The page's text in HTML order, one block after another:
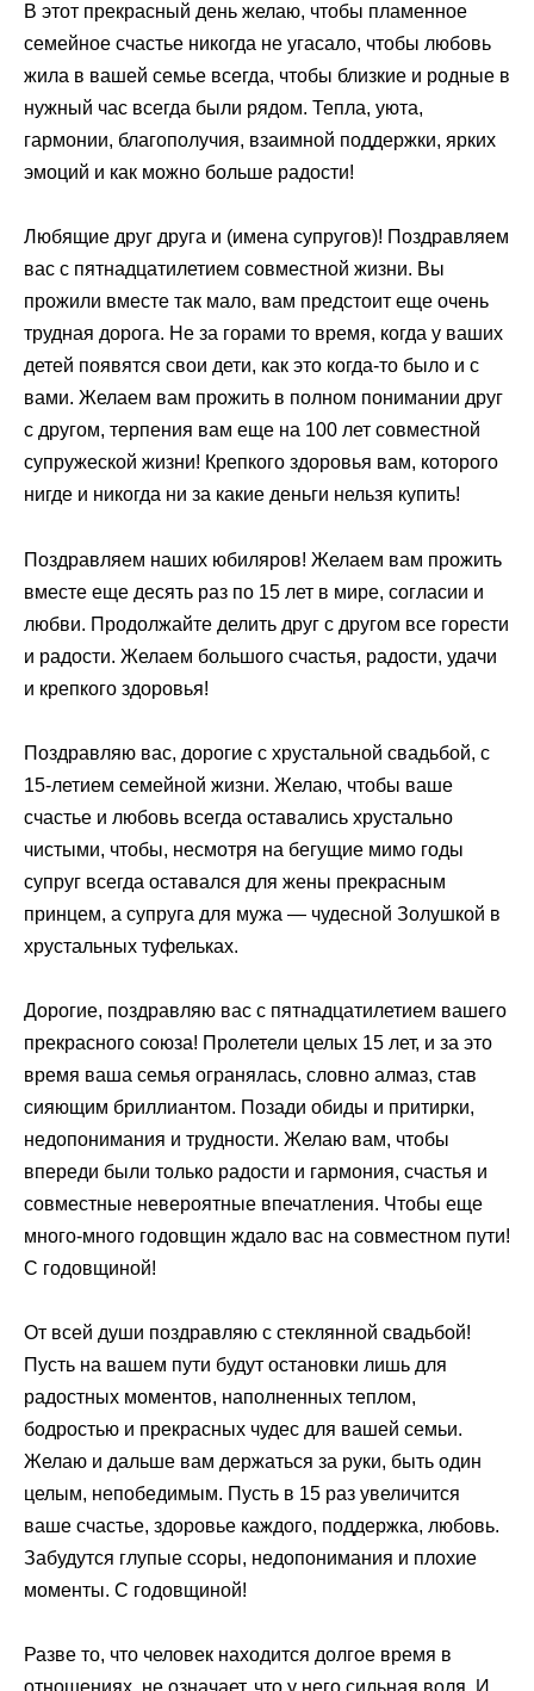
В этот прекрасный день желаю, чтобы пламенное
семейное счастье никогда не угасало, чтобы любовь
жила в вашей семье всегда, чтобы близкие и родные в
нужный час всегда были рядом. Тепла, уюта,
гармонии, благополучия, взаимной поддержки, ярких
эмоций и как можно больше радости!
Любящие друг друга и (имена супругов)! Поздравляем
вас с пятнадцатилетием совместной жизни. Вы
прожили вместе так мало, вам предстоит еще очень
трудная дорога. Не за горами то время, когда у ваших
детей появятся свои дети, как это когда-то было и с
вами. Желаем вам прожить в полном понимании друг
с другом, терпения вам еще на 100 лет совместной
супружеской жизни! Крепкого здоровья вам, которого
нигде и никогда ни за какие деньги нельзя купить!
Поздравляем наших юбиляров! Желаем вам прожить
вместе еще десять раз по 15 лет в мире, согласии и
любви. Продолжайте делить друг с другом все горести
и радости. Желаем большого счастья, радости, удачи
и крепкого здоровья!
Поздравляю вас, дорогие с хрустальной свадьбой, с
15-летием семейной жизни. Желаю, чтобы ваше
счастье и любовь всегда оставались хрустально
чистыми, чтобы, несмотря на бегущие мимо годы
супруг всегда оставался для жены прекрасным
принцем, а супруга для мужа — чудесной Золушкой в
хрустальных туфельках.
Дорогие, поздравляю вас с пятнадцатилетием вашего
прекрасного союза! Пролетели целых 15 лет, и за это
время ваша семья огранялась, словно алмаз, став
сияющим бриллиантом. Позади обиды и притирки,
недопонимания и трудности. Желаю вам, чтобы
впереди были только радости и гармония, счастья и
совместные невероятные впечатления. Чтобы еще
много-много годовщин ждало вас на совместном пути!
С годовщиной!
От всей души поздравляю с стеклянной свадьбой!
Пусть на вашем пути будут остановки лишь для
радостных моментов, наполненных теплом,
бодростью и прекрасных чудес для вашей семьи.
Желаю и дальше вам держаться за руки, быть один
целым, непобедимым. Пусть в 15 раз увеличится
ваше счастье, здоровье каждого, поддержка, любовь.
Забудутся глупые ссоры, недопонимания и плохие
моменты. С годовщиной!
Разве то, что человек находится долгое время в